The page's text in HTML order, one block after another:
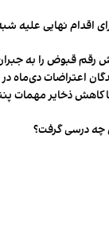
اقدام نهایی علیه
رقم قبوض را به
کاهش ذخایر مهمات
چه درسی گرفت؟